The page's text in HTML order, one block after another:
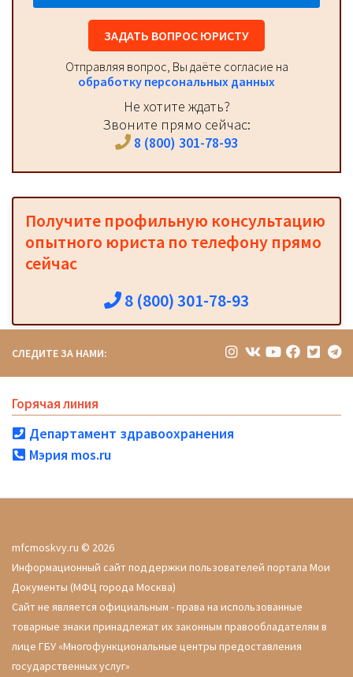
ЗАДАТЬ ВОПРОС ЮРИСТУ
Отправляя вопрос, Вы даёте согласие на
обработку персональных данных
Не хотите ждать?
Звоните прямо сейчас:
8 (800) 301-78-93
Получите профильную консультацию
опытного юриста по телефону прямо
сейчас
8 (800) 301-78-93
СЛЕДИТЕ ЗА НАМИ:
Горячая линия
Департамент здравоохранения
Мэрия mos.ru
mfcmoskvy.ru © 2026
Информационный сайт поддержки пользователей портала Мои
Документы (МФЦ города Москва)
Сайт не является официальным - права на использованные
товарные знаки принадлежат их законным правообладателям в
лице ГБУ «Многофункциональные центры предоставления
государственных услуг»